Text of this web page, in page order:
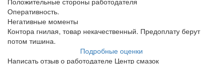
Оперативность.
Негативные моменты
Контора гнилая, товар некачественный. Предоплату берут
потом тишина.
Подробные оценки
Написать отзыв о работодателе Центр смазок